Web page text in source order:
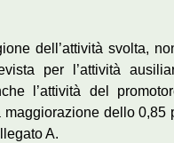
dell’attività svolta,
per l’attività
l’attività del
dello 0,85
A.